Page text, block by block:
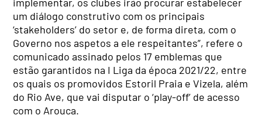
um diálogo construtivo com os principais
‘stakeholders’ do setor e, de forma direta, com o
Governo nos aspetos a ele respeitantes”, refere o
comunicado assinado pelos 17 emblemas que
estão garantidos na I Liga da época 2021/22, entre
os quais os promovidos Estoril Praia e Vizela, além
do Rio Ave, que vai disputar o ‘play-off’ de acesso
com o Arouca.